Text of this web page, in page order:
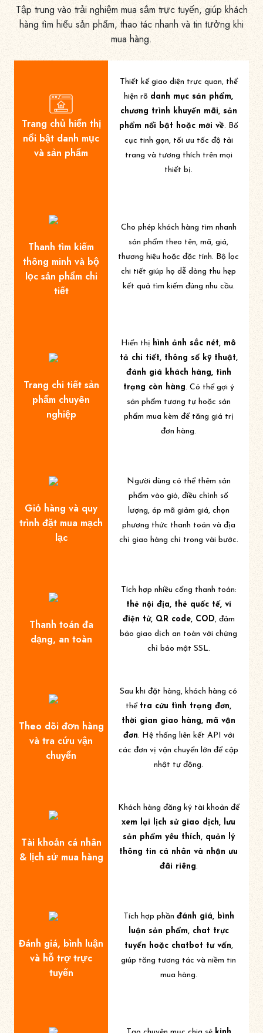
Tập trung vào trải nghiệm mua sắm trực tuyến, giúp khách
hàng tìm hiểu sản phẩm, thao tác nhanh và tin tưởng khi
mua hàng.
Trang chủ hiển thị
nổi bật danh mục
và sản phẩm
Thiết kế giao diện trực quan, thể
hiện rõ danh mục sản phẩm,
chương trình khuyến mãi, sản
phẩm nổi bật hoặc mới về. Bố
cục tinh gọn, tối ưu tốc độ tải
trang và tương thích trên mọi
thiết bị.
Thanh tìm kiếm
thông minh và bộ
lọc sản phẩm chi
tiết
Cho phép khách hàng tìm nhanh
sản phẩm theo tên, mã, giá,
thương hiệu hoặc đặc tính. Bộ lọc
chi tiết giúp họ dễ dàng thu hẹp
kết quả tìm kiếm đúng nhu cầu.
Trang chi tiết sản
phẩm chuyên
nghiệp
Hiển thị hình ảnh sắc nét, mô
tả chi tiết, thông số kỹ thuật,
đánh giá khách hàng, tình
trạng còn hàng. Có thể gợi ý
sản phẩm tương tự hoặc sản
phẩm mua kèm để tăng giá trị
đơn hàng.
Giỏ hàng và quy
trình đặt mua mạch
lạc
Người dùng có thể thêm sản
phẩm vào giỏ, điều chỉnh số
lượng, áp mã giảm giá, chọn
phương thức thanh toán và địa
chỉ giao hàng chỉ trong vài bước.
Thanh toán đa
dạng, an toàn
Tích hợp nhiều cổng thanh toán:
thẻ nội địa, thẻ quốc tế, ví
điện tử, QR code, COD, đảm
bảo giao dịch an toàn với chứng
chỉ bảo mật SSL.
Theo dõi đơn hàng
và tra cứu vận
chuyển
Sau khi đặt hàng, khách hàng có
thể tra cứu tình trạng đơn,
thời gian giao hàng, mã vận
đơn. Hệ thống liên kết API với
các đơn vị vận chuyển lớn để cập
nhật tự động.
Tài khoản cá nhân
& lịch sử mua hàng
Khách hàng đăng ký tài khoản để
xem lại lịch sử giao dịch, lưu
sản phẩm yêu thích, quản lý
thông tin cá nhân và nhận ưu
đãi riêng.
Đánh giá, bình luận
và hỗ trợ trực
tuyến
Tích hợp phần đánh giá, bình
luận sản phẩm, chat trực
tuyến hoặc chatbot tư vấn,
giúp tăng tương tác và niềm tin
mua hàng.